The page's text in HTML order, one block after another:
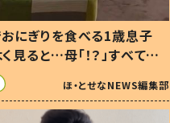
おにぎりを食べる1歳息子
見ると…母「！？」すべてを
投稿に「可愛いから許
犯〜」
ほ・とせなNEWS編集部